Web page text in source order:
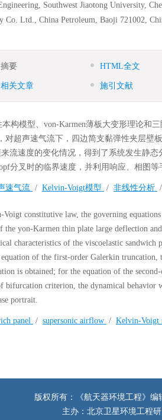
Southwest Jiaotong University,
Co. Ltd., China Petroleum, Baoji 721002,
摘要 HTML全文
相关文章 施引文献
构模型、von-Karmen薄板大变形理论和
对超声速气流下，四边简支黏弹性夹层壁
流速度的变化情况，得到了系统发生静
分叉时的临界速度，并利用响应、相图
速气流 / Kelvin-Voigt模型 / 非线性分析 /
Voigt constitutive law, the governing
the yon-Karmen thin plate large deflection
characteristics of the viscoelastic
of the first-order Galerkin
is obtained; for the equation of the
bifurcation criterion, the dynamical
portrait.
panel / supersonic airflow / Kelvin-Voigt
版权所有：《航天器环境工程》
主办：北京卫星环境工程